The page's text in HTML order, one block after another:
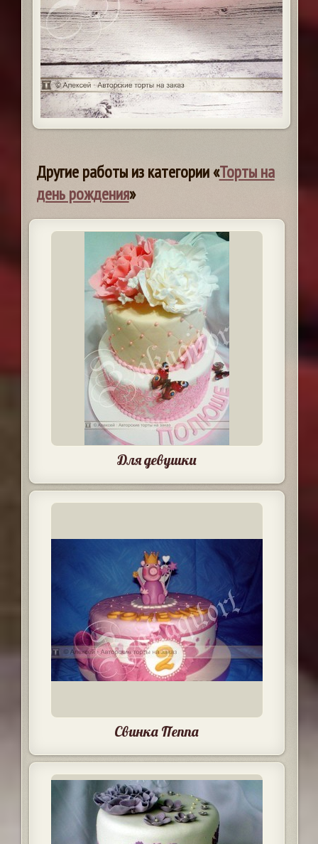
Другие работы из категории «Торты на
день рождения»
Для девушки
Свинка Пеппа